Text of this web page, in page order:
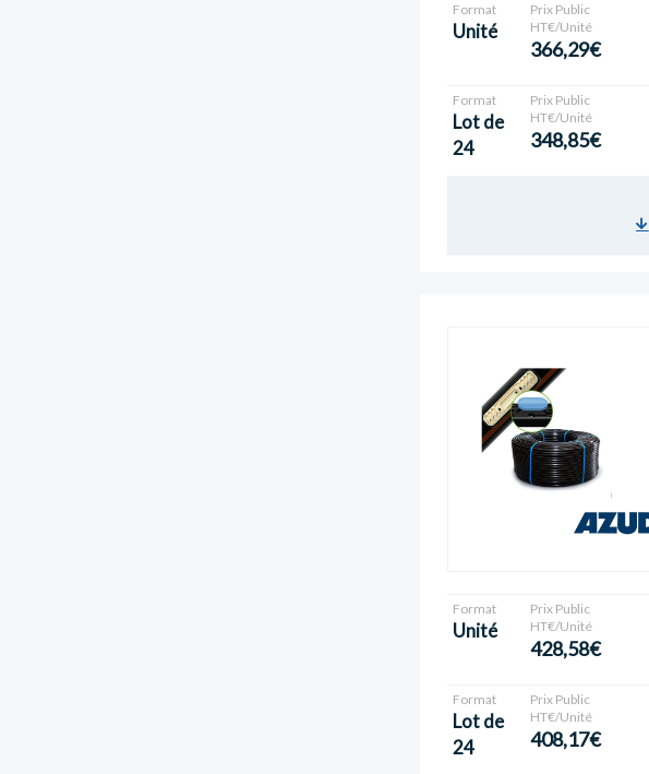
Format
Unité
Prix Public
HT€/Unité
366,29€
Format
Lot de
24
Prix Public
HT€/Unité
348,85€
Format
Unité
Prix Public
HT€/Unité
428,58€
Format
Lot de
24
Prix Public
HT€/Unité
408,17€